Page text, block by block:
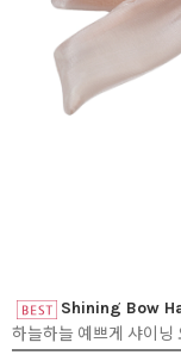
Shining Bow
하늘하늘 예쁘게 샤이